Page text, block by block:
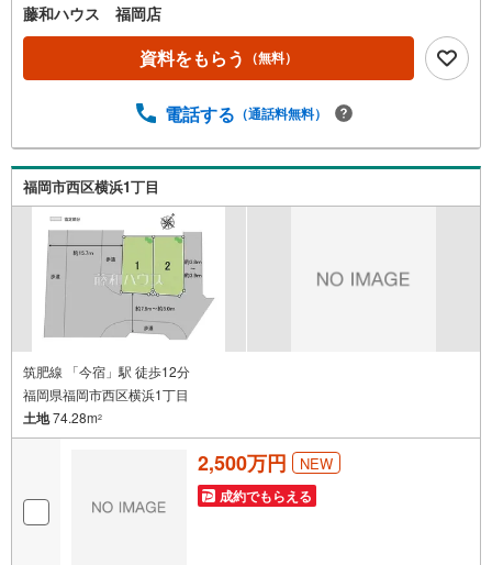
藤和ハウス 福岡店
資料をもらう （無料）
電話する （通話料無料）
福岡市西区横浜1丁目
筑肥線 「今宿」駅 徒歩12分
福岡県福岡市西区横浜1丁目
土地74.28m2
2,500万円 NEW
成約でもらえる